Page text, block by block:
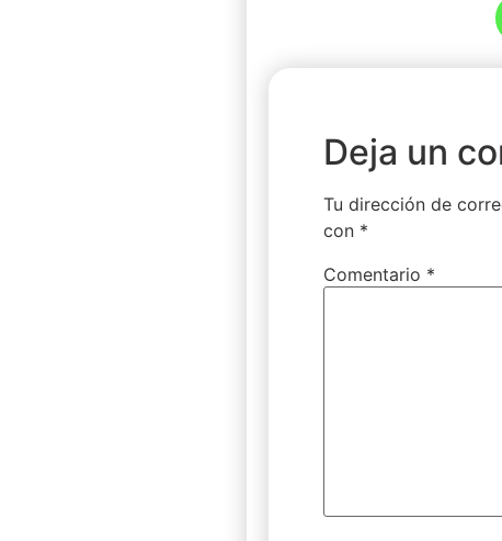
Deja un
Tu dirección de
con *
Comentario *